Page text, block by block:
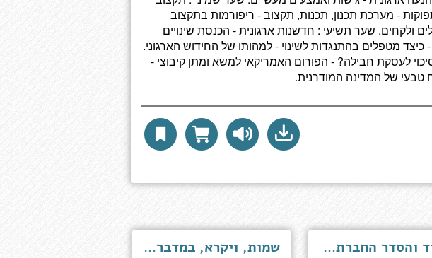
- מערכת תכנון, תכנות, תקצוב - ריפורמות בתקצוב
ולקחים. שער תשיעי : חדשנות ארגונית - הכנסת שינויים
כיצד מטפלים בהתנגדות לשינוי - למהותו של החידוש הארגוני.
לעסקת חבילה? - הפורום האמריקאי למשא ומתן קיבוצי -
טבעי של המדינה המודרנית.
היחיד והסדר החברתי - מקראה בסוציולוגיה לבתי-ספר תיכונים שמות, ויקרא, במדבר, דברים - פירוש ועריכה ללומדים צעירים